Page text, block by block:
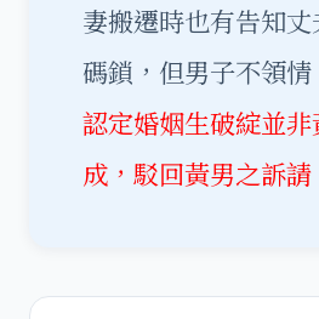
妻搬遷時也有告知
碼鎖，但男子不領情
認定婚姻生破綻並
成，駁回黃男之訴請